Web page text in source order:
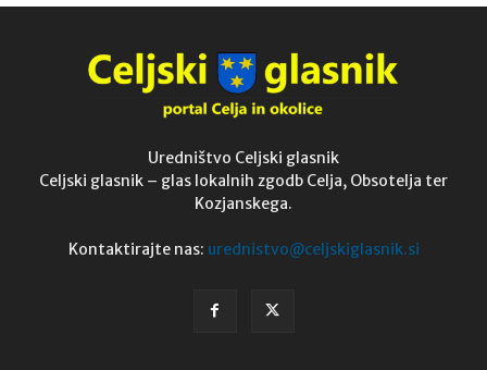
Uredništvo Celjski glasnik
Celjski glasnik – glas lokalnih zgodb Celja, Obsotelja ter
Kozjanskega.
Kontaktirajte nas: urednistvo@celjskiglasnik.si